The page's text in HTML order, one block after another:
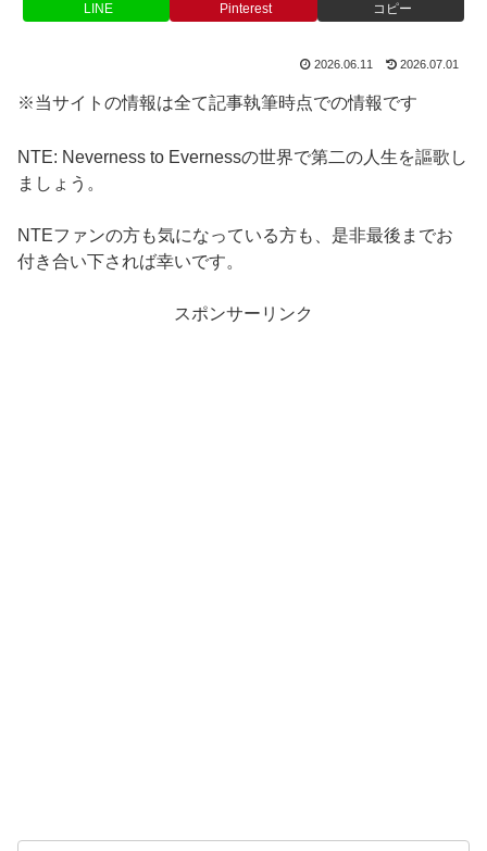
LINE Pinterest コピー
2026.06.11 2026.07.01
※当サイトの情報は全て記事執筆時点での情報です
NTE: Neverness to Evernessの世界で第二の人生を謳歌し
ましょう。
NTEファンの方も気になっている方も、是非最後までお
付き合い下されば幸いです。
スポンサーリンク